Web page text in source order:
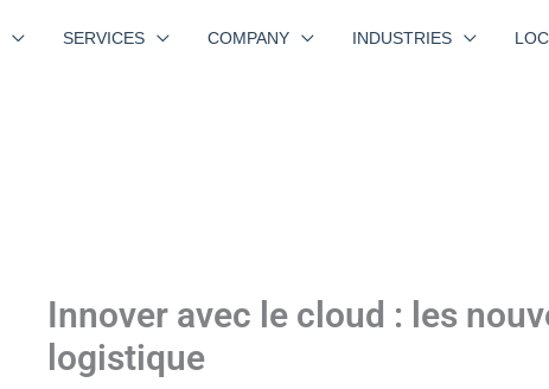
SERVICES COMPANY INDUSTRIES
Innover avec le cloud : les
logistique